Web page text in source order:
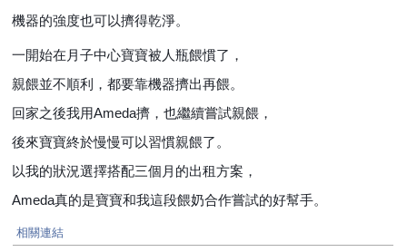
機器的強度也可以擠得乾淨。
一開始在月子中心寶寶被人瓶餵慣了，
親餵並不順利，都要靠機器擠出再餵。
回家之後我用Ameda擠，也繼續嘗試親餵，
後來寶寶終於慢慢可以習慣親餵了。
以我的狀況選擇搭配三個月的出租方案，
Ameda真的是寶寶和我這段餵奶合作嘗試的好幫手。
相關連結